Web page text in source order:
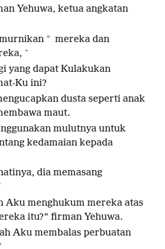
Yehuwa, ketua angkatan
* mereka dan
+
yang dapat Kulakukan
Ku ini?
dusta seperti anak
maut.
mulutnya untuk
kedamaian kepada
dia memasang
Aku menghukum mereka atas
itu?” firman Yehuwa.
Aku membalas perbuatan